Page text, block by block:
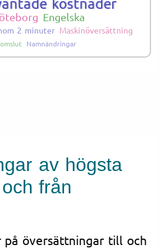
Engelska
2 minuter Maskinöversättning
Namnändringar
av högsta
från
på översättningar till och